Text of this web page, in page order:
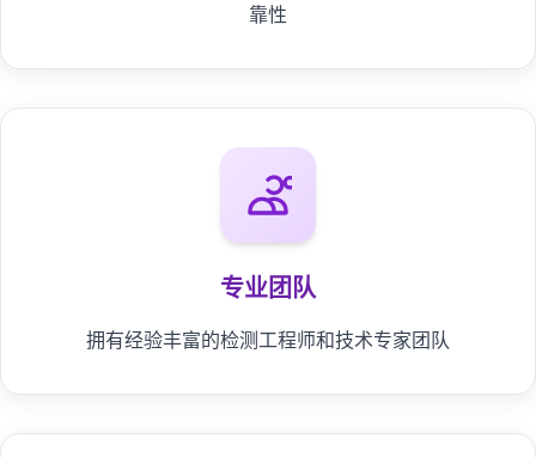
靠性
专业团队
拥有经验丰富的检测工程师和技术专家团队